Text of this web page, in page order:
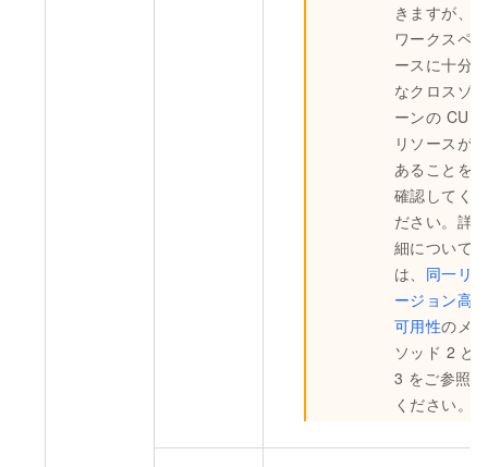
きますが、
ワークスペ
ースに十分
なクロスゾ
ーンの CU
リソースが
あることを
確認してく
ださい。詳
細について
は、 同一リ
ージョン高
可用性のメ
ソッド 2 と
3 をご参照
ください。